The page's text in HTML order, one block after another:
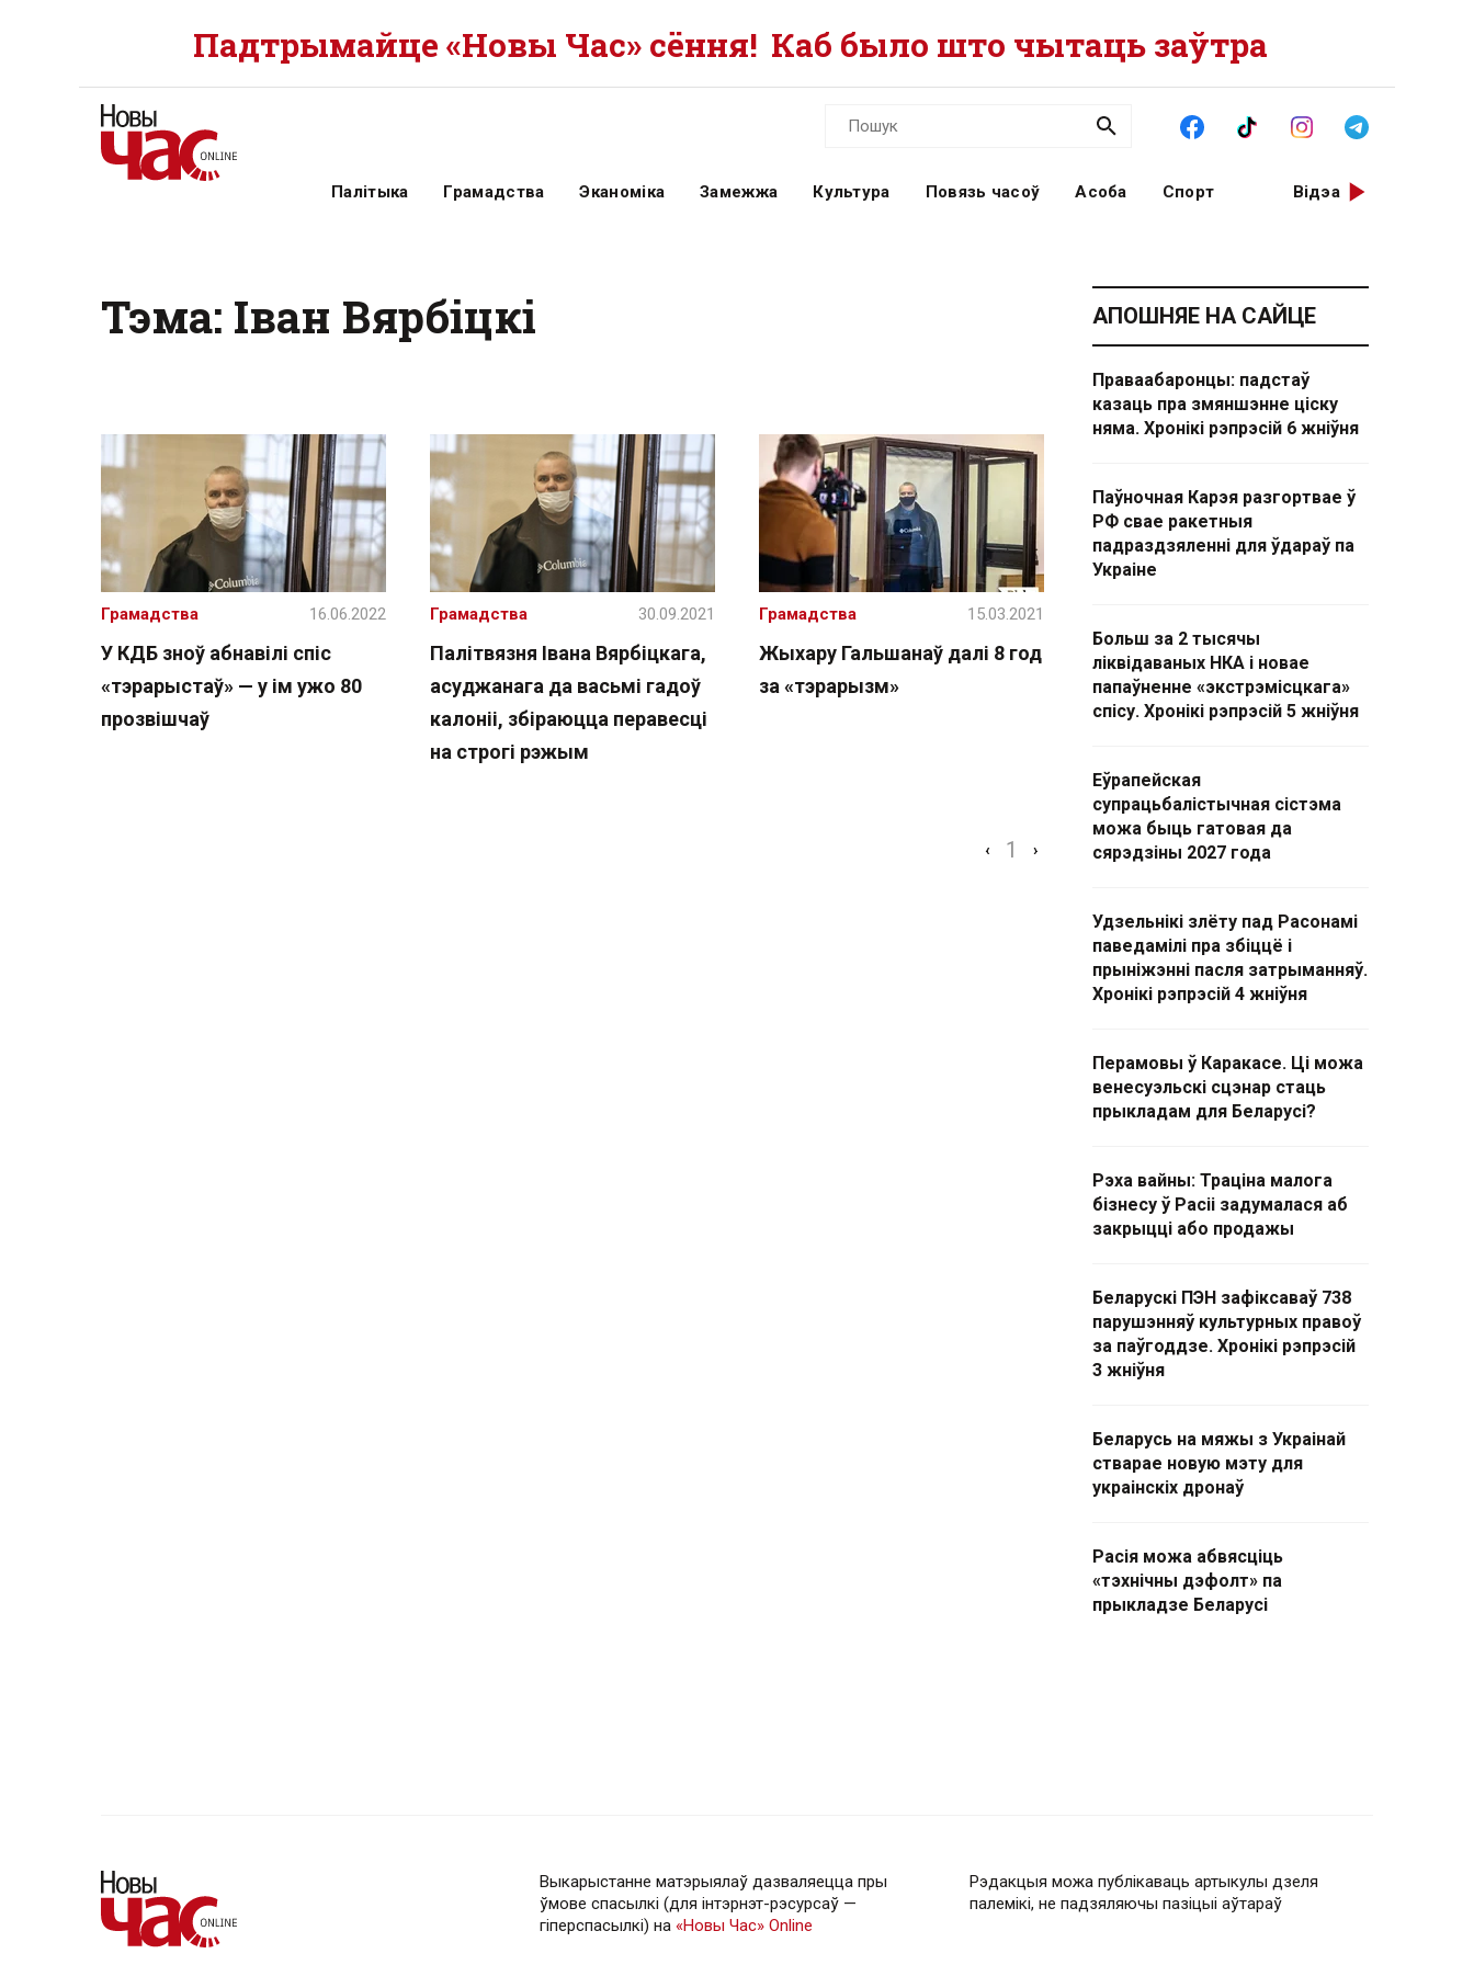
Падтрымайце «Новы Час» сёння! Каб было што чытаць заўтра
Палітыка Грамадства Эканоміка Замежжа Культура Повязь часоў Асоба Спорт Відэа
Тэма: Іван Вярбіцкі
У КДБ зноў абнавілі спіс
«тэрарыстаў» — у ім ужо 80
прозвішчаў
Грамадства 16.06.2022
Палітвязня Івана Вярбіцкага,
асуджанага да васьмі гадоў
калоніі, збіраюцца перавесці
на строгі рэжым
Грамадства 30.09.2021
Жыхару Гальшанаў далі 8 год
за «тэрарызм»
Грамадства 15.03.2021
‹ 1 ›
АПОШНЯЕ НА САЙЦЕ
Праваабаронцы: падстаў
казаць пра змяншэнне ціску
няма. Хронікі рэпрэсій 6 жніўня
Паўночная Карэя разгортвае ў
РФ свае ракетныя
падраздзяленні для ўдараў па
Украіне
Больш за 2 тысячы
ліквідаваных НКА і новае
папаўненне «экстрэмісцкага»
спісу. Хронікі рэпрэсій 5 жніўня
Еўрапейская
супрацьбалістычная сістэма
можа быць гатовая да
сярэдзіны 2027 года
Удзельнікі злёту пад Расонамі
паведамілі пра збіццё і
прыніжэнні пасля затрыманняў.
Хронікі рэпрэсій 4 жніўня
Перамовы ў Каракасе. Ці можа
венесуэльскі сцэнар стаць
прыкладам для Беларусі?
Рэха вайны: Траціна малога
бізнесу ў Расіі задумалася аб
закрыцці або продажы
Беларускі ПЭН зафіксаваў 738
парушэнняў культурных правоў
за паўгоддзе. Хронікі рэпрэсій
3 жніўня
Беларусь на мяжы з Украінай
стварае новую мэту для
украінскіх дронаў
Расія можа абвясціць
«тэхнічны дэфолт» па
прыкладзе Беларусі
Выкарыстанне матэрыялаў дазваляецца пры
ўмове спасылкі (для інтэрнэт-рэсурсаў —
гiперспасылкi) на «Новы Час» Online
Рэдакцыя можа публікаваць артыкулы дзеля
палемікі, не падзяляючы пазіцыі аўтараў